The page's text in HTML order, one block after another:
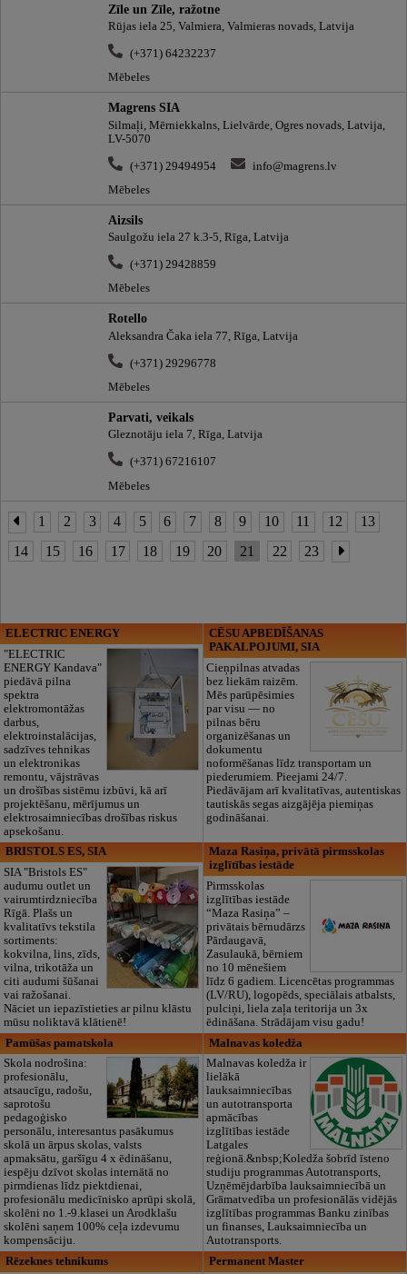
Zīle un Zīle, ražotne
Rūjas iela 25, Valmiera, Valmieras novads, Latvija
(+371) 64232237
Mēbeles
Magrens SIA
Silmaļi, Mērniekkalns, Lielvārde, Ogres novads, Latvija,
LV-5070
(+371) 29494954
info@magrens.lv
Mēbeles
Aizsils
Saulgožu iela 27 k.3-5, Rīga, Latvija
(+371) 29428859
Mēbeles
Rotello
Aleksandra Čaka iela 77, Rīga, Latvija
(+371) 29296778
Mēbeles
Parvati, veikals
Gleznotāju iela 7, Rīga, Latvija
(+371) 67216107
Mēbeles
1 2 3 4 5 6 7 8 9 10 11 12
13
14
15 16 17 18 19 20 21 22 23
ELECTRIC ENERGY
"ELECTRIC
ENERGY Kandava"
piedāvā pilna
spektra
elektromontāžas
darbus,
elektroinstalācijas,
sadzīves tehnikas
un elektronikas
remontu, vājstrāvas
un drošības sistēmu izbūvi, kā arī
projektēšanu, mērījumus un
elektrosaimniecības drošības riskus
apsekošanu.
CĒSU APBEDĪŠANAS
PAKALPOJUMI, SIA
Cieņpilnas atvadas
bez liekām raizēm.
Mēs parūpēsimies
par visu — no
pilnas bēru
organizēšanas un
dokumentu
noformēšanas līdz transportam un
piederumiem. Pieejami 24/7.
Piedāvājam arī kvalitatīvas, autentiskas
tautiskās segas aizgājēja piemiņas
godināšanai.
BRISTOLS ES, SIA
SIA "Bristols ES"
audumu outlet un
vairumtirdzniecība
Rīgā. Plašs un
kvalitatīvs tekstila
sortiments:
kokvilna, lins, zīds,
vilna, trikotāža un
citi audumi šūšanai
vai ražošanai.
Nāciet un iepazīstieties ar pilnu klāstu
mūsu noliktavā klātienē!
Maza Rasiņa, privātā pirmsskolas
izglītības iestāde
Pirmsskolas
izglītības iestāde
“Maza Rasiņa” –
privātais bērnudārzs
Pārdaugavā,
Zasulaukā, bērniem
no 10 mēnešiem
līdz 6 gadiem. Licencētas programmas
(LV/RU), logopēds, speciālais atbalsts,
pulciņi, liela zaļa teritorija un 3x
ēdināšana. Strādājam visu gadu!
Pamūšas pamatskola
Skola nodrošina:
profesionālu,
atsaucīgu, radošu,
saprotošu
pedagoģisko
personālu, interesantus pasākumus
skolā un ārpus skolas, valsts
apmaksātu, garšīgu 4 x ēdināšanu,
iespēju dzīvot skolas internātā no
pirmdienas līdz piektdienai,
profesionālu medicīnisko aprūpi skolā,
skolēni no 1.-9.klasei un Arodklašu
skolēni saņem 100% ceļa izdevumu
kompensāciju.
Malnavas koledža
Malnavas koledža ir
lielākā
lauksaimniecības
un autotransporta
apmācības
izglītības iestāde
Latgales
reģionā.&nbsp;Koledža šobrīd īsteno
studiju programmas Autotransports,
Uzņēmējdarbība lauksaimniecībā un
Grāmatvedība un profesionālās vidējās
izglītības programmas Banku zinības
un finanses, Lauksaimniecība un
Autotransports.
Rēzeknes tehnikums
Permanent Master